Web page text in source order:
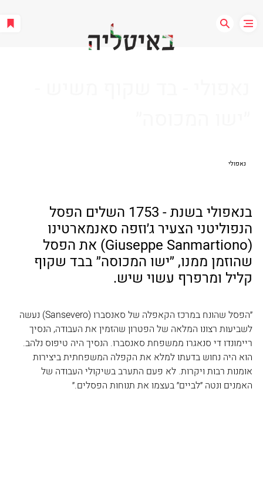
נאפולי
בנאפולי בשנת - 1753 השלים הפסל
הנפוליטני הצעיר ג׳וזפה סאנמארטינו
(Giuseppe Sanmartiono) את הפסל
שהוזמן ממנו, ״ישו המכוסה״ בבד שקוף
קליל ומרפרף עשוי שיש.
״הפסל שהונח במרכז הקאפלה של סאנסברו (Sansevero) נעשה
לשביעות רצונו המלאה של הפטרון שהזמין את העבודה, הנסיך
ריימונדו די סנאגרו ממשפחת סאנסברו. הנסיך היה טיפוס נלהב.
הוא היה נחוש בדעתו למלא את הקפלה המשפחתית ביצירות
אומנות רבות ויקרות. לא פעם התערב בשיקולי העבודה של
האמנים ונטה ״לביים״ בעצמו את תנוחות הפסלים.״